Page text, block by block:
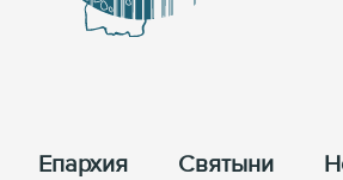
Епархия Cвятыни